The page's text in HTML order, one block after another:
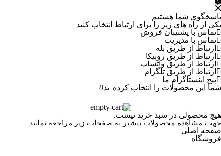
پاسخگوی شما هستیم
یکی از راه های زیر را برای ارتباط انتخاب کنید
تماس با پشتیبان فروش
تماس با مدیریت
ارتباط از طریق بله
ارتباط از طریق روبیکا
ارتباط از طریق واتساپ
ارتباط از طریق تلگرام
پیج اینستاگرام ما
شما این محصولات را انتخاب کرده اید0
هیچ محصولی در سبد خرید نیست.
جهت مشاهده محصولات بیشتر به صفحات زیر مراجعه نمایید.
صفحه اصلی
فروشگاه